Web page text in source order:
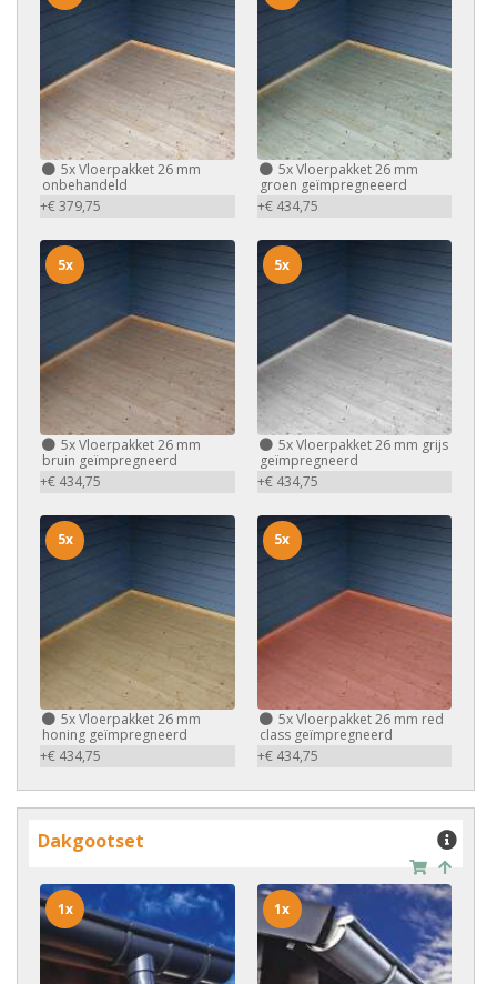
5xVloerpakket 26 mm
onbehandeld
+€ 379,75
5xVloerpakket 26 mm
groen geïmpregneeerd
+€ 434,75
5xVloerpakket 26 mm
bruin geïmpregneerd
+€ 434,75
5x
5xVloerpakket 26 mm grijs
geïmpregneerd
+€ 434,75
5x
5xVloerpakket 26 mm
honing geïmpregneerd
+€ 434,75
5x
5xVloerpakket 26 mm red
class geïmpregneerd
+€ 434,75
5x
Dakgootset
1x 1x